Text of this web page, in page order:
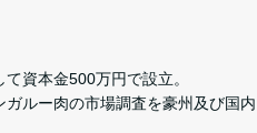
資本金500万円で設立。
ルー肉の市場調査を豪州及び国内